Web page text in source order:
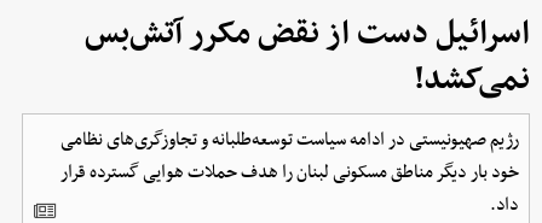
اسرائیل دست از نقض مکرر آتش‌بس
نمی‌کشد!
رژیم صهیونیستی در ادامه سیاست توسعه‌طلبانه و تجاوزگری‌های نظامی
خود بار دیگر مناطق مسکونی لبنان را هدف حملات هوایی گسترده قرار
داد.